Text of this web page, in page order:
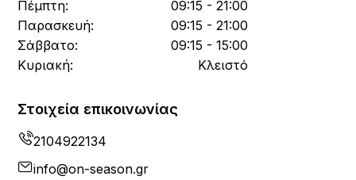
Πέμπτη:
09:15 - 21:00
Παρασκευή:
09:15 - 21:00
Σάββατο:
09:15 - 15:00
Κυριακή:
Κλειστό
Στοιχεία επικοινωνίας
2104922134
info@on-season.gr